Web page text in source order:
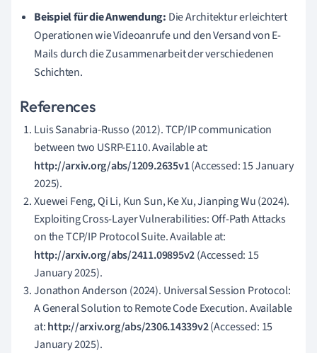
Beispiel für die Anwendung: Die Architektur erleichtert
Operationen wie Videoanrufe und den Versand von E-
Mails durch die Zusammenarbeit der verschiedenen
Schichten.
References
Luis Sanabria-Russo (2012). TCP/IP communication
between two USRP-E110. Available at:
http://arxiv.org/abs/1209.2635v1(Accessed: 15 January
2025).
Xuewei Feng, Qi Li, Kun Sun, Ke Xu, Jianping Wu (2024).
Exploiting Cross-Layer Vulnerabilities: Off-Path Attacks
on the TCP/IP Protocol Suite. Available at:
http://arxiv.org/abs/2411.09895v2(Accessed: 15
January 2025).
Jonathon Anderson (2024). Universal Session Protocol:
A General Solution to Remote Code Execution. Available
at:http://arxiv.org/abs/2306.14339v2(Accessed: 15
January 2025).